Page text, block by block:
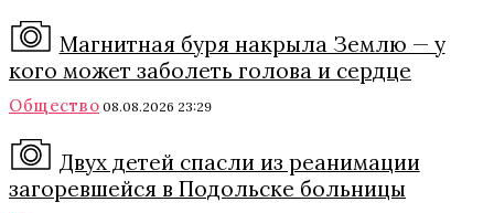
Магнитная буря накрыла Землю — у
кого может заболеть голова и сердце
Общество 08.08.2026 23:29
Двух детей спасли из реанимации
загоревшейся в Подольске больницы